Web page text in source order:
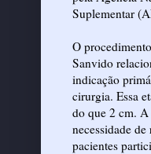
Suplementar
O
Sanvido
indicação
cirurgia. Essa
do que 2 cm. A
necessidade
pacientes